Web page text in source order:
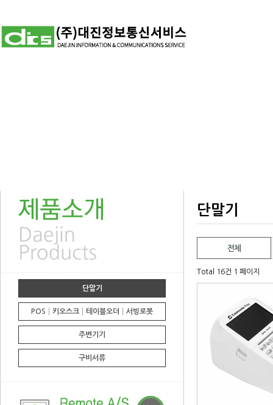
단말기
POS│키오스크│테이블오더│서빙로봇
주변기기
구비서류
단말기
전체
Total 16건 1 페이지